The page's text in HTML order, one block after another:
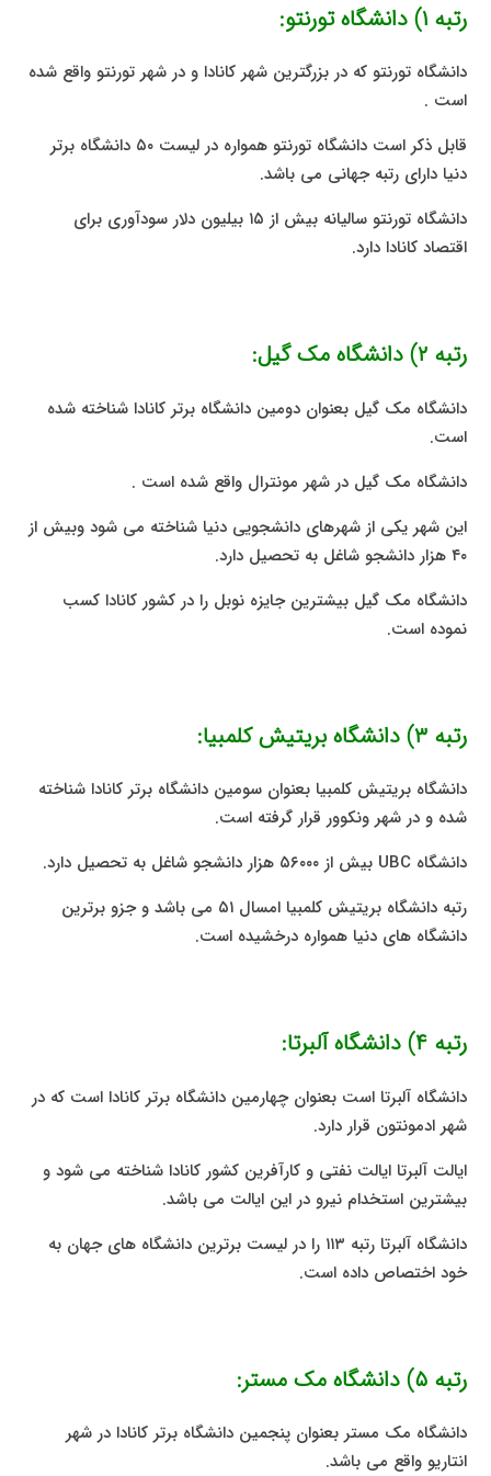
رتبه ۱) دانشگاه تورنتو:
دانشگاه تورنتو که در بزرگترین شهر کانادا و در شهر تورنتو واقع شده
است .
قابل ذکر است دانشگاه تورنتو همواره در لیست ۵۰ دانشگاه برتر
دنیا دارای رتبه جهانی می باشد.
دانشگاه تورنتو سالیانه بیش از ۱۵ بیلیون دلار سودآوری برای
اقتصاد کانادا دارد.
رتبه ۲) دانشگاه مک گیل:
دانشگاه مک گیل بعنوان دومین دانشگاه برتر کانادا شناخته شده
است.
دانشگاه مک گیل در شهر مونترال واقع شده است .
این شهر یکی از شهرهای دانشجویی دنیا شناخته می شود وبیش از
۴۰ هزار دانشجو شاغل به تحصیل دارد.
دانشگاه مک گیل بیشترین جایزه نوبل را در کشور کانادا کسب
نموده است.
رتبه ۳) دانشگاه بریتیش کلمبیا:
دانشگاه بریتیش کلمبیا بعنوان سومین دانشگاه برتر کانادا شناخته
شده و در شهر ونکوور قرار گرفته است.
دانشگاه UBC بیش از ۵۶۰۰۰ هزار دانشجو شاغل به تحصیل دارد.
رتبه دانشگاه بریتیش کلمبیا امسال ۵۱ می باشد و جزو برترین
دانشگاه های دنیا همواره درخشیده است.
رتبه ۴) دانشگاه آلبرتا:
دانشگاه آلبرتا است بعنوان چهارمین دانشگاه برتر کانادا است که در
شهر ادمونتون قرار دارد.
ایالت آلبرتا ایالت نفتی و کارآفرین کشور کانادا شناخته می شود و
بیشترین استخدام نیرو در این ایالت می باشد.
دانشگاه آلبرتا رتبه ۱۱۳ را در لیست برترین دانشگاه های جهان به
خود اختصاص داده است.
رتبه ۵) دانشگاه مک مستر:
دانشگاه مک مستر بعنوان پنجمین دانشگاه برتر کانادا در شهر
انتاریو واقع می باشد.